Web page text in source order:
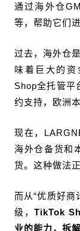
通过海外仓
等，帮助它们
过去，海外仓
味着巨大的资
Shop全托管平
约支持，欧洲
现在，
海外仓备货和
货。这种做法
而从“优质好商
级，TikTok
业的能力，拆